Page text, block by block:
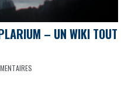
– UN WIKI TOUT